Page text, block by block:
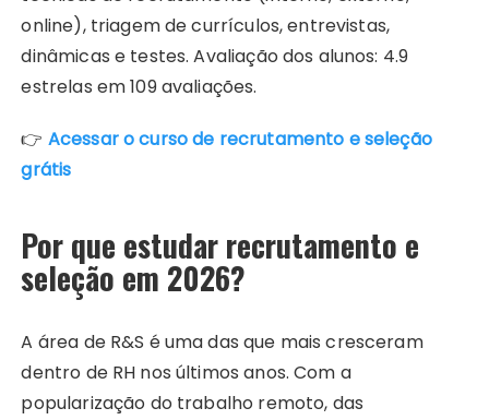
online), triagem de currículos, entrevistas,
dinâmicas e testes. Avaliação dos alunos: 4.9
estrelas em 109 avaliações.
👉 Acessar o curso de recrutamento e seleção
grátis
Por que estudar recrutamento e
seleção em 2026?
A área de R&S é uma das que mais cresceram
dentro de RH nos últimos anos. Com a
popularização do trabalho remoto, das